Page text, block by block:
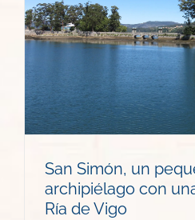
San Simón, un
archipiélago con
Ría de Vigo